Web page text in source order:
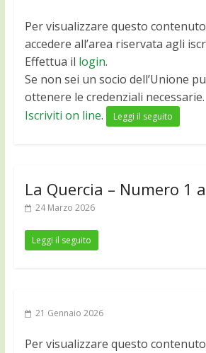
Per visualizzare questo
accedere all’area riservata agli
Effettua il login.
Se non sei un socio dell’Unione
ottenere le credenziali necessarie.
Iscriviti on line. Leggi il seguito
La Quercia – Numero 1
24 Marzo 2026
Leggi il seguito
21 Gennaio 2026
Per visualizzare questo